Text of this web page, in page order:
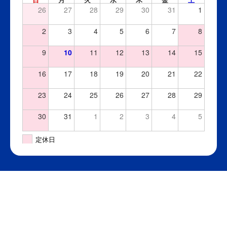
26 27 28 29 30 31 1
2 3 4 5 6 7 8
9 10 11 12 13 14 15
16 17 18 19 20 21 22
23 24 25 26 27 28 29
30 31 1 2 3 4 5
定休日